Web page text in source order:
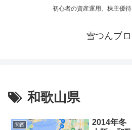
初心者の資産運用、株主優
雪つんブ
和歌山県
関西
2014年冬